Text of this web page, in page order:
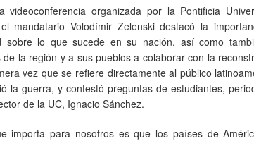
videoconferencia organizada por la Pontificia
mandatario Volodímir Zelenski destacó la
sobre lo que sucede en su nación, así como
de la región y a sus pueblos a colaborar con la
vez que se refiere directamente al público
la guerra, y contestó preguntas de estudiantes,
de la UC, Ignacio Sánchez.
importa para nosotros es que los países de